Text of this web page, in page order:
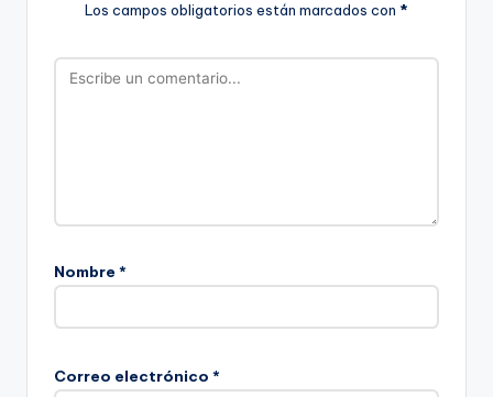
Los campos obligatorios están marcados con *
Nombre *
Correo electrónico *